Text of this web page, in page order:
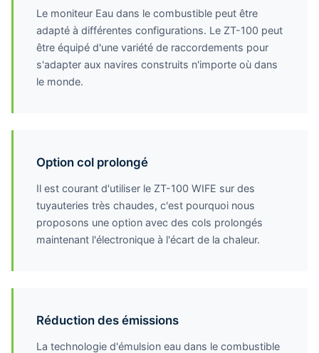
Le moniteur Eau dans le combustible peut être
adapté à différentes configurations. Le ZT-100 peut
être équipé d'une variété de raccordements pour
s'adapter aux navires construits n'importe où dans
le monde.
Option col prolongé
Il est courant d'utiliser le ZT-100 WIFE sur des
tuyauteries très chaudes, c'est pourquoi nous
proposons une option avec des cols prolongés
maintenant l'électronique à l'écart de la chaleur.
Réduction des émissions
La technologie d'émulsion eau dans le combustible